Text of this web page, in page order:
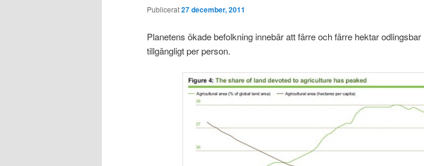
Publicerat27 december, 2011
Planetens ökade befolkning innebär att färre och färre hektar
tillgängligt per person.